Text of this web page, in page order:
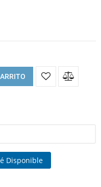
Disponible